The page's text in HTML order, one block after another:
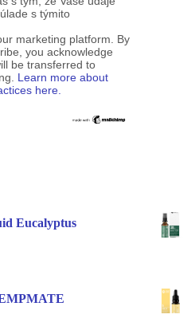
s týmito
marketing platform. By
you acknowledge
be transferred to
Learn more about
here.
Eucalyptus